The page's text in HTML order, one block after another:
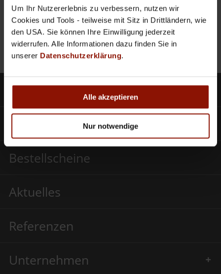
Um Ihr Nutzererlebnis zu verbessern, nutzen wir
Cookies und Tools - teilweise mit Sitz in Drittländern, wie
den USA. Sie können Ihre Einwilligung jederzeit
widerrufen. Alle Informationen dazu finden Sie in
unserer Datenschutzerklärung.
Alle akzeptieren
Nur notwendige
office@immobilien-habring.at
www.immobilien-habring.at
Produkte
SCHWEIGHOFER CLOUD
Bestellscheine
Aktuelles
Referenzen
Unternehmen